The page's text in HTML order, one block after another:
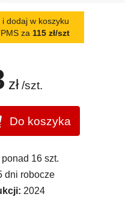
dodaj w koszyku
za 115 zł/szt
zł /szt.
Do koszyka
ponad 16 szt.
dni robocze
2024